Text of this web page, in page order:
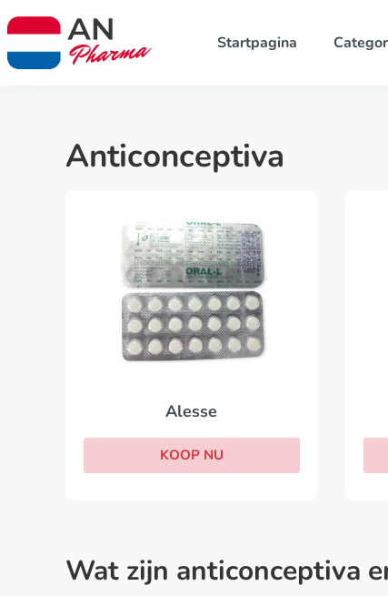
Startpagina
Anticonceptiva
Alesse
KOOP NU
Wat zijn anticonceptiva